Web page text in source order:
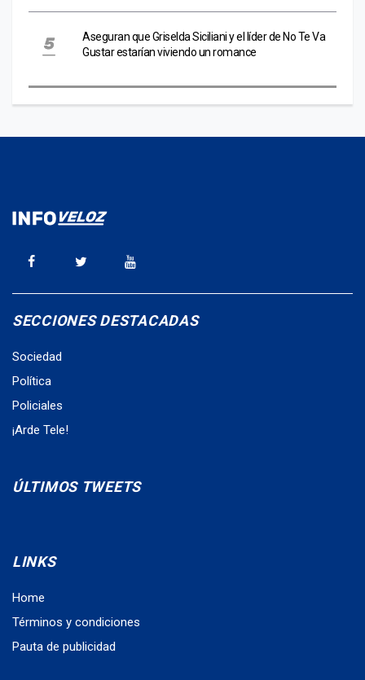
Aseguran que Griselda Siciliani y el líder de No Te Va
Gustar estarían viviendo un romance
SECCIONES DESTACADAS
Sociedad
Política
Policiales
¡Arde Tele!
ÚLTIMOS TWEETS
LINKS
Home
Términos y condiciones
Pauta de publicidad